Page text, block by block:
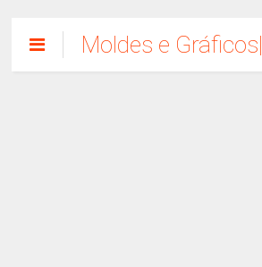
Moldes e Gráficos|
Como Fazer